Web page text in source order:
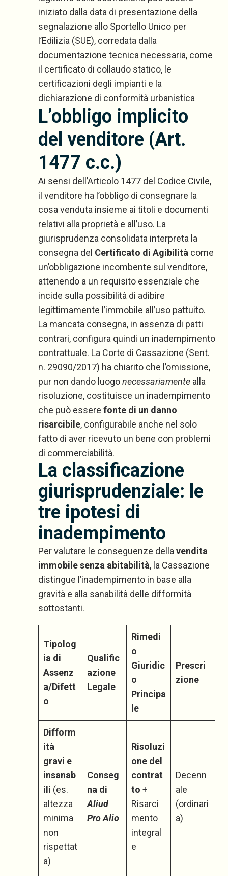
iniziato dalla data di presentazione della
segnalazione allo Sportello Unico per
l’Edilizia (SUE), corredata dalla
documentazione tecnica necessaria, come
il certificato di collaudo statico, le
certificazioni degli impianti e la
dichiarazione di conformità urbanistica
L’obbligo implicito
del venditore (Art.
1477 c.c.)
Ai sensi dell’Articolo 1477 del Codice Civile,
il venditore ha l’obbligo di consegnare la
cosa venduta insieme ai titoli e documenti
relativi alla proprietà e all’uso. La
giurisprudenza consolidata interpreta la
consegna del Certificato di Agibilità come
un’obbligazione incombente sul venditore,
attenendo a un requisito essenziale che
incide sulla possibilità di adibire
legittimamente l’immobile all’uso pattuito.
La mancata consegna, in assenza di patti
contrari, configura quindi un inadempimento
contrattuale. La Corte di Cassazione (Sent.
n. 29090/2017) ha chiarito che l’omissione,
pur non dando luogonecessariamente alla
risoluzione, costituisce un inadempimento
che può essere fonte di un danno
risarcibile, configurabile anche nel solo
fatto di aver ricevuto un bene con problemi
di commerciabilità.
La classificazione
giurisprudenziale: le
tre ipotesi di
inadempimento
Per valutare le conseguenze dellavendita
immobile senza abitabilità, la Cassazione
distingue l’inadempimento in base alla
gravità e alla sanabilità delle difformità
sottostanti.
Tipolog
ia di
Assenz
a/Difett
o
Qualific
azione
Legale
Rimedi
o
Giuridic
o
Principa
le
Prescri
zione
Difform
ità
gravi e
insanab
ili (es.
altezza
minima
non
rispettat
a)
Conseg
na di
Aliud
Pro Alio
Risoluzi
one del
contrat
to +
Risarci
mento
integral
e
Decenn
ale
(ordinari
a)